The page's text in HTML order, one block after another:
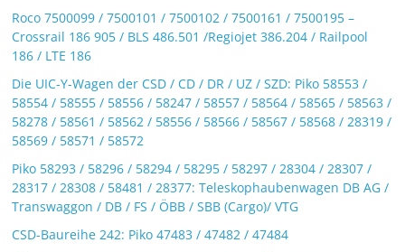
Roco 7500099 / 7500101 / 7500102 / 7500161 / 7500195 –
Crossrail 186 905 / BLS 486.501 /Regiojet 386.204 / Railpool
186 / LTE 186
Die UIC-Y-Wagen der CSD / CD / DR / UZ / SZD: Piko 58553 /
58554 / 58555 / 58556 / 58247 / 58557 / 58564 / 58565 / 58563 /
58278 / 58561 / 58562 / 58556 / 58566 / 58567 / 58568 / 28319 /
58569 / 58571 / 58572
Piko 58293 / 58296 / 58294 / 58295 / 58297 / 28304 / 28307 /
28317 / 28308 / 58481 / 28377: Teleskophaubenwagen DB AG /
Transwaggon / DB / FS / ÖBB / SBB (Cargo)/ VTG
CSD-Baureihe 242: Piko 47483 / 47482 / 47484